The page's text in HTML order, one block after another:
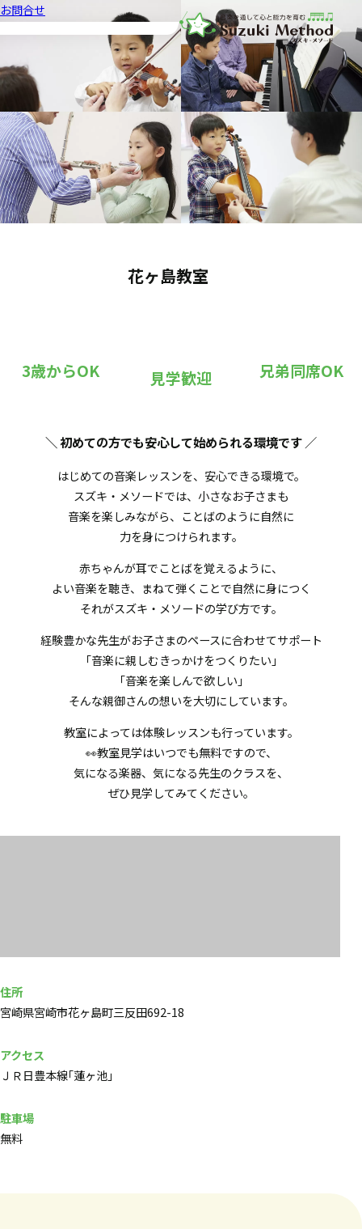
音楽教室スズキ・メソード | 公益
お問合せ
花ヶ島教室
3歳からOK 見学歓迎 兄弟同席OK
＼ 初めての方でも安心して始められる環境です／
はじめての音楽レッスンを、安心できる環境で。
スズキ・メソードでは、小さなお子さまも
音楽を楽しみながら、ことばのように自然に
力を身につけられます。
赤ちゃんが耳でことばを覚えるように、
よい音楽を聴き、まねて弾くことで自然に身につく
それがスズキ・メソードの学び方です。
経験豊かな先生がお子さまのペースに合わせてサポート
「音楽に親しむきっかけをつくりたい」
「音楽を楽しんで欲しい」
そんな親御さんの想いを大切にしています。
教室によっては体験レッスンも行っています。
👀教室見学はいつでも無料ですので、
気になる楽器、気になる先生のクラスを、
ぜひ見学してみてください。
住所
宮崎県宮崎市花ヶ島町三反田692-18
アクセス
ＪＲ日豊本線｢蓮ヶ池｣
駐車場
無料